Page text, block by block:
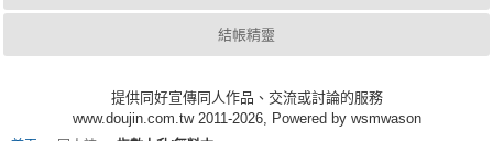
結帳精靈
提供同好宣傳同人作品、交流或討論的服務
www.doujin.com.tw 2011-2026, Powered by wsmwason